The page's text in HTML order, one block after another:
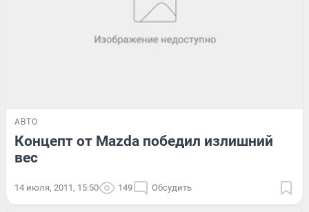
АВТО
Концепт от Mazda победил излишний
вес
14 июля, 2011, 15:50 149 Обсудить